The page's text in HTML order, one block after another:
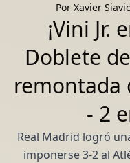
Por Xavier
¡Vini Jr.
Doblete
remontada
- 2
Real Madrid logró
imponerse 3-2 al